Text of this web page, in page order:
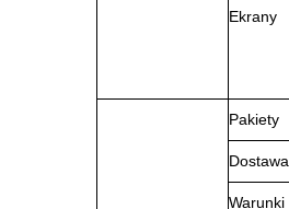
Ekrany
Pakiety
Dostawa
Warunki